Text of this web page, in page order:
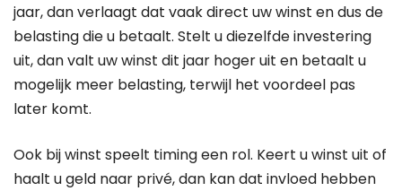
jaar, dan verlaagt dat vaak direct uw winst en dus de
belasting die u betaalt. Stelt u diezelfde investering
uit, dan valt uw winst dit jaar hoger uit en betaalt u
mogelijk meer belasting, terwijl het voordeel pas
later komt.
Ook bij winst speelt timing een rol. Keert u winst uit of
haalt u geld naar privé, dan kan dat invloed hebben